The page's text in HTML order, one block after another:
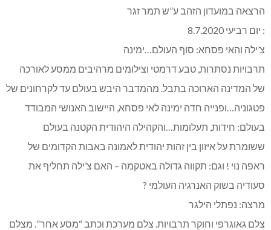
הרצאה במועדון הזהב ע”ש תמר זגר
: יום רביעי 8.7.2020
צ’ילה והאי פסחא: סוף העולם…ימינה
תרבויות נסתרות, טבע דרמטי וצילומים מרהיבים ממסע לאורכה
של המדינה הארוכה בתבל. מהמדבר היבש בעולם עד לקרחונים של
פטגוניה…ופנייה חדה ימינה לאי פסחא, היישוב האנושי המבודד
בעולם: חידות, תעלומות…והקהילה היהודית הקטנה בעולם
ששומרת על איזון בין זהות יהודית לאמונה באבות הקדומים של
ראפה נוי ! וגם: תקווה גדולה באטקמה – האם צ’ילה תחליף את
סעודיה בשוק האנרגיה העולמי ?
מרצה: נפתלי הילגר
צלם גאוגרפי וחוקר תרבויות. צלם מערכת וכתב “מסע אחר”. מצלם